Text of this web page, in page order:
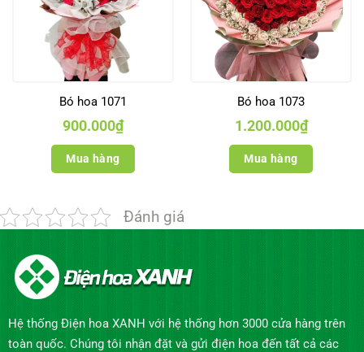
Bó hoa 1071
900.000₫
Mua hàng
Bó hoa 1073
1.200.000₫
Mua hàng
Đánh giá
Hệ thống Điện hoa XANH với hệ thống hơn 3000 cửa hàng trên
toàn quốc. Chúng tôi nhận đặt và gửi điện hoa đến tất cả các